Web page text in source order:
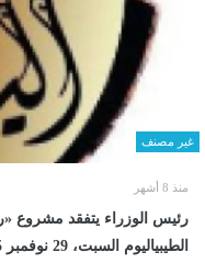
غير مصنف
منذ 8 أشهر
الطيبياليوم السبت، 29 نوفمبر 2025 11:50 صـ